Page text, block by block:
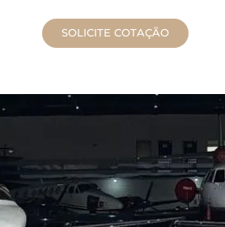
SOLICITE COTAÇÃO